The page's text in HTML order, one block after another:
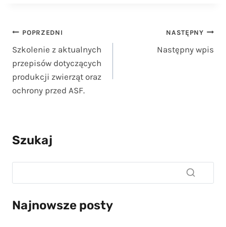
Nawigacja
wpisu
POPRZEDNI
Szkolenie z aktualnych
przepisów dotyczących
produkcji zwierząt oraz
ochrony przed ASF.
NASTĘPNY
Następny wpis
Szukaj
Najnowsze posty